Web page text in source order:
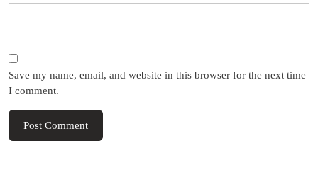
Save my name, email, and website in this browser for the next time
I comment.